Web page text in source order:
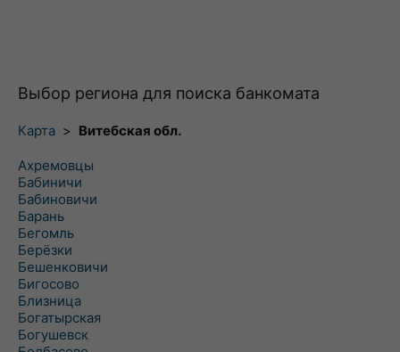
Выбор региона для поиска банкомата
Карта > Витебская обл.
Ахремовцы
Бабиничи
Бабиновичи
Барань
Бегомль
Берёзки
Бешенковичи
Бигосово
Близница
Богатырская
Богушевск